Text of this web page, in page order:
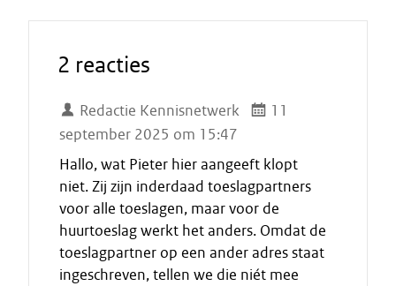
2 reacties
Redactie Kennisnetwerk
11
september 2025 om 15:47
Hallo, wat Pieter hier aangeeft klopt
niet. Zij zijn inderdaad toeslagpartners
voor alle toeslagen, maar voor de
huurtoeslag werkt het anders. Omdat de
toeslagpartner op een ander adres staat
ingeschreven, tellen we die niét mee